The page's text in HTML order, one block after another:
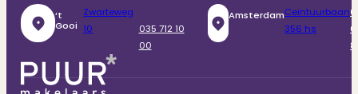
‘t
Gooi
Zwarteweg
10
035 712 10
00
AmsterdamCeintuurbaan
356 hs